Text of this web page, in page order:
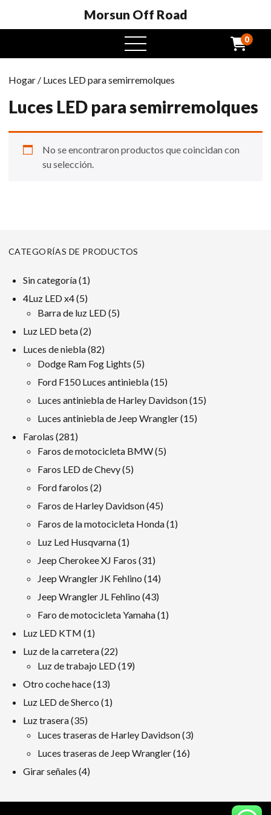
Morsun Off Road
Menú
abierto
0
Hogar / Luces LED para semirremolques
Luces LED para semirremolques
No se encontraron productos que coincidan con
su selección.
CATEGORÍAS DE PRODUCTOS
Sin categoría 11
producto
4Luz LED x4 55
productos
Barra de luz LED 55
Luz LED beta 22
productos
Luces de niebla 8282
productos
Dodge Ram Fog Lights 55
productos
Ford F150 Luces antiniebla 1515
productos
Luces antiniebla de Harley Davidson 1515
Luces antiniebla de Jeep Wrangler 1515
Farolas 281281
productos
Faros de motocicleta BMW 55
Faros LED de Chevy 55
Ford farolos 22
productos
Faros de Harley Davidson 4545
productos
Faros de la motocicleta Honda 11
Luz Led Husqvarna 11
producto
Jeep Cherokee XJ Faros 3131
productos
Jeep Wrangler JK Fehlino 1414
productos
Jeep Wrangler JL Fehlino 4343
productos
Faro de motocicleta Yamaha 11
Luz LED KTM 11
producto
Luz de la carretera 2222
productos
Luz de trabajo LED 1919
Otro coche hace 1313
productos
Luz LED de Sherco 11
Luz trasera 3535
productos
Luces traseras de Harley Davidson 33
Luces traseras de Jeep Wrangler 1616
Girar señales 44